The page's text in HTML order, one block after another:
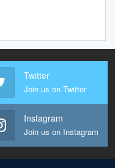
Twitter
Join us on Twitter
Instagram
Join us on Instagram